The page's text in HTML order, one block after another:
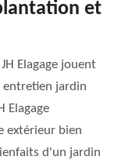
et
Elagage jouent
entretien jardin
Elagage
extérieur bien
d'un jardin